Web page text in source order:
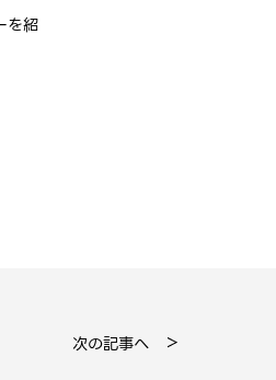
を紹
次の記事へ